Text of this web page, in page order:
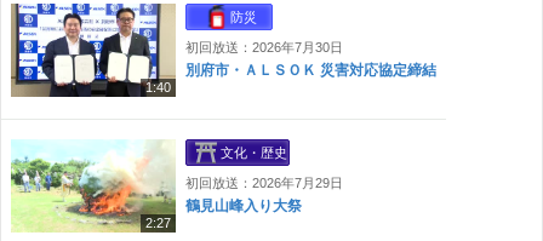
1:40
防災
初回放送：2026年7月30日
別府市・ＡＬＳＯＫ 災害対応協定締結
2:27
文化・歴史
初回放送：2026年7月29日
鶴見山峰入り大祭